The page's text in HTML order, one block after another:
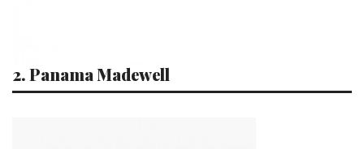
2. Panama Madewell